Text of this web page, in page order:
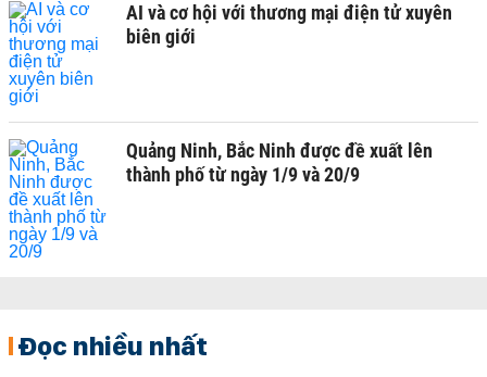
AI và cơ hội với thương mại điện tử xuyên
biên giới
Quảng Ninh, Bắc Ninh được đề xuất lên
thành phố từ ngày 1/9 và 20/9
Đọc nhiều nhất